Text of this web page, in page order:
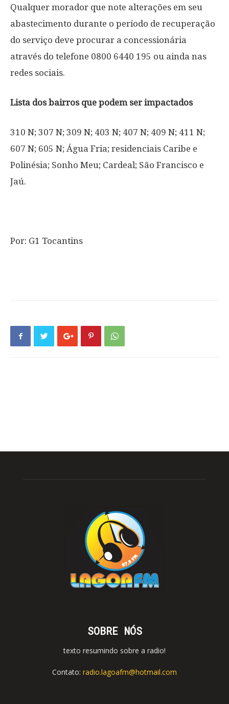
Qualquer morador que note alterações em seu
abastecimento durante o período de recuperação
do serviço deve procurar a concessionária
através do telefone 0800 6440 195 ou ainda nas
redes sociais.
Lista dos bairros que podem ser impactados
310 N; 307 N; 309 N; 403 N; 407 N; 409 N; 411 N;
607 N; 605 N; Água Fria; residenciais Caribe e
Polinésia; Sonho Meu; Cardeal; São Francisco e
Jaú.
Por: G1 Tocantins
SOBRE NÓS
texto resumindo sobre a radio!
Contato: radio.lagoafm@hotmail.com